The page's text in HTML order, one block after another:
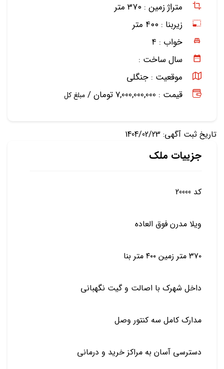
متراژ زمین : ۳۷۰ متر
زیربنا : ۴۰۰ متر
خواب : ۴
سال ساخت :
موقعیت : جنگلی
قیمت : 7,000,000,000 تومان /
مبلغ کل
تاریخ ثبت آگهی: 1404/02/23
جزییات ملک
کد 20000
ویلا مدرن فوق العاده
۳۷۰ متر زمین ۴۰۰ متر بنا
داخل شهرک با اصالت و گیت نگهبانی
مدارک کامل سه کنتور وصل
دسترسی آسان به مراکز خرید و درمانی